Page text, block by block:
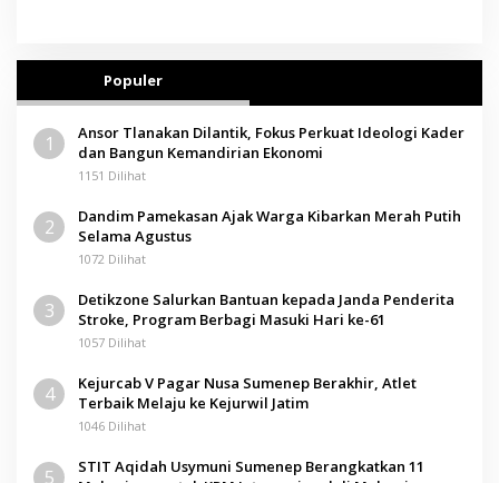
Populer
1
Ansor Tlanakan Dilantik, Fokus Perkuat Ideologi Kader
dan Bangun Kemandirian Ekonomi
1151 Dilihat
2
Dandim Pamekasan Ajak Warga Kibarkan Merah Putih
Selama Agustus
1072 Dilihat
3
Detikzone Salurkan Bantuan kepada Janda Penderita
Stroke, Program Berbagi Masuki Hari ke-61
1057 Dilihat
4
Kejurcab V Pagar Nusa Sumenep Berakhir, Atlet
Terbaik Melaju ke Kejurwil Jatim
1046 Dilihat
5
STIT Aqidah Usymuni Sumenep Berangkatkan 11